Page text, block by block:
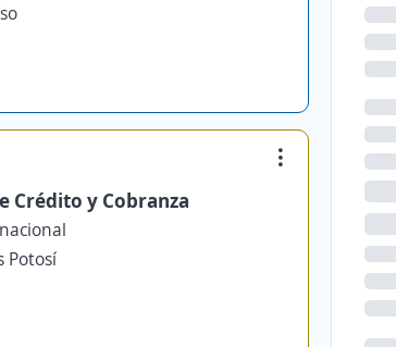
Crédito y Cobranza
Potosí